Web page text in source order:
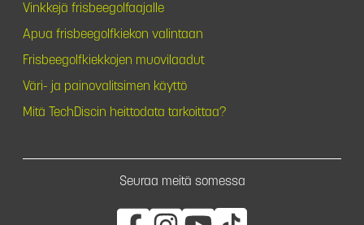
Vinkkejä frisbeegolfaajalle
Apua frisbeegolfkiekon valintaan
Frisbeegolfkiekkojen muovilaadut
Väri- ja painovalitsimen käyttö
Mitä TechDiscin heittodata tarkoittaa?
Seuraa meitä somessa